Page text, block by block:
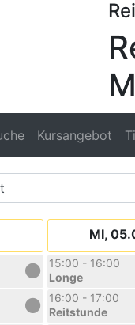
Kursangebot
MI,
15:00 - 16:00
Longe
16:00 - 17:00
Reitstunde